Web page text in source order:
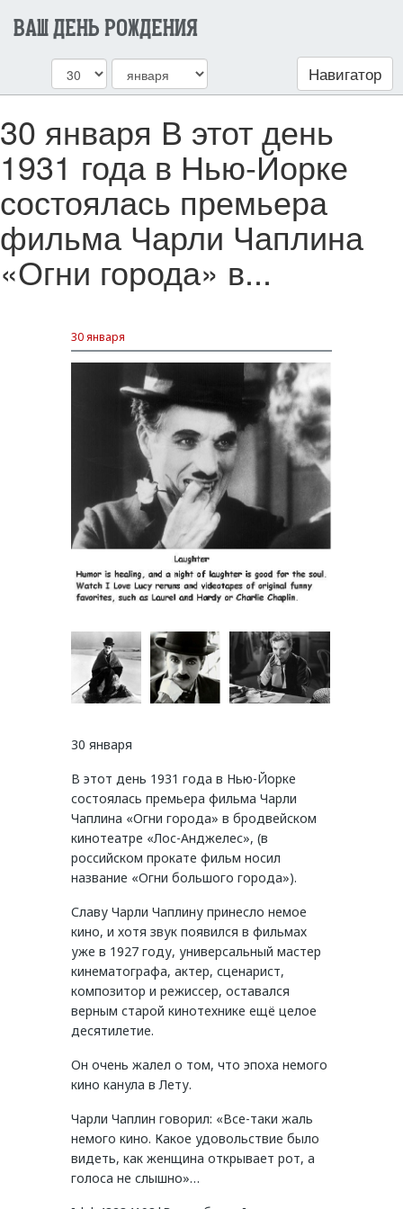
ВАШ ДЕНЬ РОЖДЕНИЯ
Навигатор
30 января В этот день
1931 года в Нью-Йорке
состоялась премьера
фильма Чарли Чаплина
«Огни города» в...
30 января
30 января
В этот день 1931 года в Нью-Йорке
состоялась премьера фильма Чарли
Чаплина «Огни города» в бродвейском
кинотеатре «Лос-Анджелес», (в
российском прокате фильм носил
название «Огни большого города»).
Славу Чарли Чаплину принесло немое
кино, и хотя звук появился в фильмах
уже в 1927 году, универсальный мастер
кинематографа, актер, сценарист,
композитор и режиссер, оставался
верным старой кинотехнике ещё целое
десятилетие.
Он очень жалел о том, что эпоха немого
кино канула в Лету.
Чарли Чаплин говорил: «Все-таки жаль
немого кино. Какое удовольствие было
видеть, как женщина открывает рот, а
голоса не слышно»…